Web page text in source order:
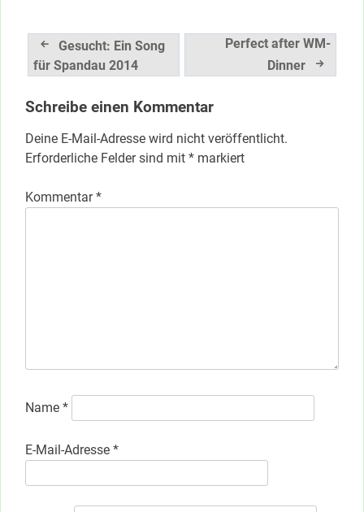
Beitragsnavigation
Gesucht: Ein Song
für Spandau 2014
Perfect after WM-
Dinner
Schreibe einen Kommentar
Deine E-Mail-Adresse wird nicht veröffentlicht.
Erforderliche Felder sind mit * markiert
Kommentar*
Name *
E-Mail-Adresse *